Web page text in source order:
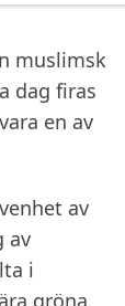
muslimsk
dag firas
en av
av
av
i
gröna